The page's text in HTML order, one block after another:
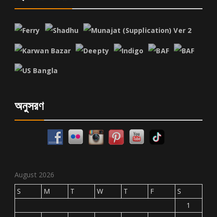
অনুসরণ
August 2026
S
M T W T F
S
1